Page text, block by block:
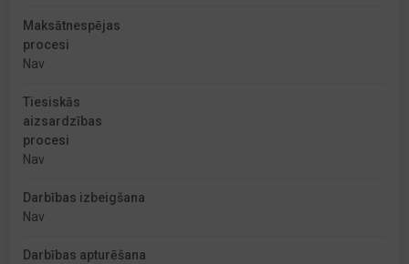
Maksātnespējas
procesi
Nav
Tiesiskās
aizsardzības
procesi
Nav
Darbības izbeigšana
Nav
Darbības apturēšana